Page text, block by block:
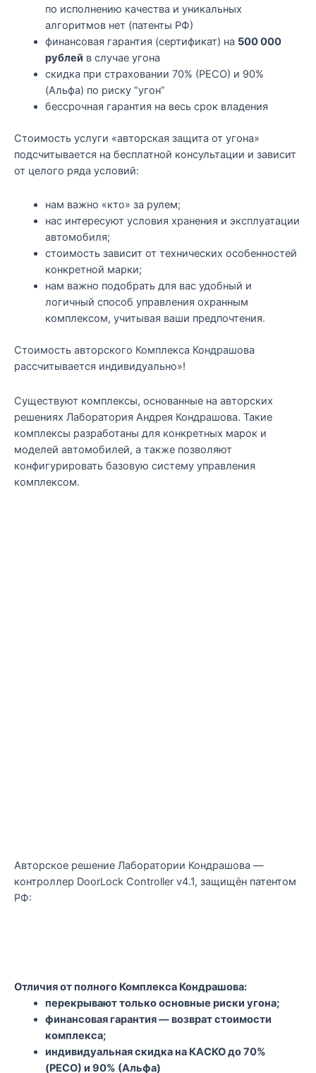
по исполнению качества и уникальных
алгоритмов нет (патенты РФ)
финансовая гарантия (сертификат) на 500 000
рублей в случае угона
скидка при страховании 70% (РЕСО) и 90%
(Альфа) по риску “угон”
бессрочная гарантия на весь срок владения
Стоимость услуги «авторская защита от угона»
подсчитывается на бесплатной консультации и зависит
от целого ряда условий:
нам важно «кто» за рулем;
нас интересуют условия хранения и эксплуатации
автомобиля;
стоимость зависит от технических особенностей
конкретной марки;
нам важно подобрать для вас удобный и
логичный способ управления охранным
комплексом, учитывая ваши предпочтения.
Стоимость авторского Комплекса Кондрашова
рассчитывается индивидуально»!
Существуют комплексы, основанные на авторских
решениях Лаборатория Андрея Кондрашова. Такие
комплексы разработаны для конкретных марок и
моделей автомобилей, а также позволяют
конфигурировать базовую систему управления
комплексом.
Авторское решение Лаборатории Кондрашова —
контроллер DoorLock Controller v4.1, защищён патентом
РФ:
Отличия от полного Комплекса Кондрашова:
перекрывают только основные риски угона;
финансовая гарантия — возврат стоимости
комплекса;
индивидуальная скидка на КАСКО до 70%
(РЕСО) и 90% (Альфа)